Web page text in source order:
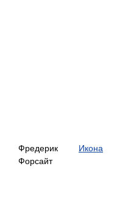
Фредерик
Форсайт
Икона